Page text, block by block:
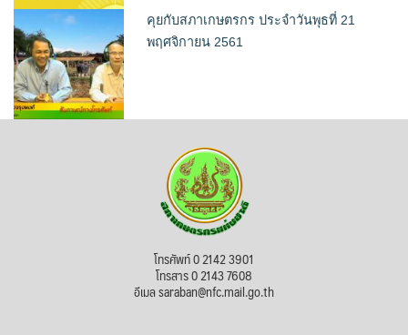
คุยกับสภาเกษตรกร ประจำวันพุธที่ 21
พฤศจิกายน 2561
โทรศัพท์ 0 2142 3901
โทรสาร 0 2143 7608
อีเมล saraban@nfc.mail.go.th